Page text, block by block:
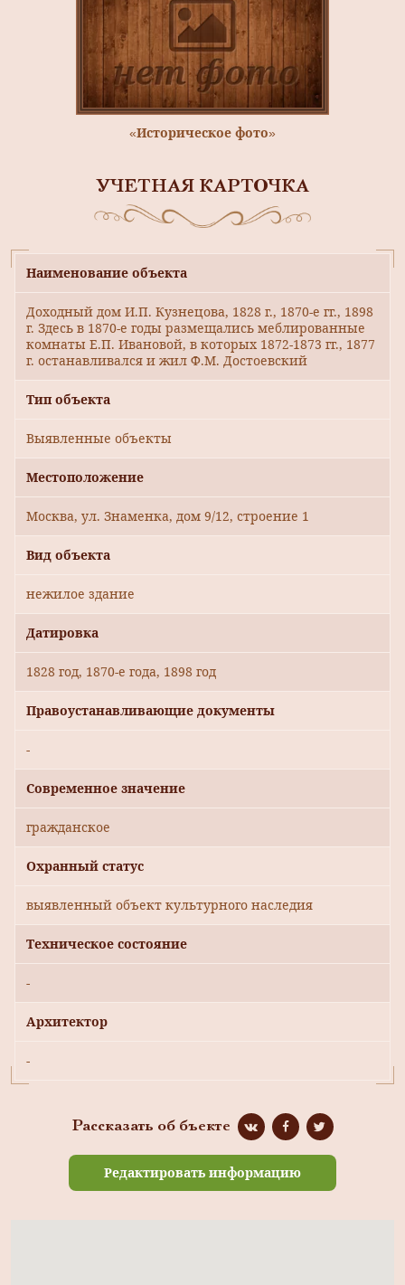
«Историческое фото»
УЧЕТНАЯ КАРТОЧКА
Наименование объекта
Доходный дом И.П. Кузнецова, 1828 г., 1870-е гг., 1898
г. Здесь в 1870-е годы размещались меблированные
комнаты Е.П. Ивановой, в которых 1872-1873 гг., 1877
г. останавливался и жил Ф.М. Достоевский
Тип объекта
Выявленные объекты
Местоположение
Москва, ул. Знаменка, дом 9/12, строение 1
Вид объекта
нежилое здание
Датировка
1828 год, 1870-е года, 1898 год
Правоустанавливающие документы
-
Современное значение
гражданское
Охранный статус
выявленный объект культурного наследия
Техническое состояние
-
Архитектор
-
Рассказать об бъекте
Редактировать информацию